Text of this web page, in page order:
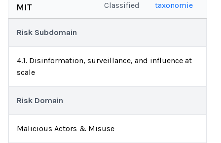
MIT
Classified
taxonomie
Risk Subdomain
4.1. Disinformation, surveillance, and influence at
scale
Risk Domain
Malicious Actors & Misuse